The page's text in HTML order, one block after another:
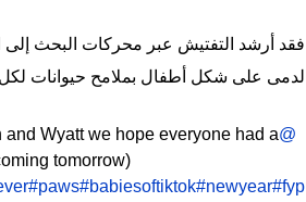
فقد أرشد التفتيش عبر محركات البحث
لدمى على شكل أطفال بملامح حيوانات
@waylonthewerepup
Wyatt we hope everyone had a
tomorrow)
#paws#babiesoftiktok#newyear#fyp